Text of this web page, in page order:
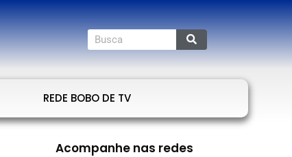
REDE BOBO DE TV
Acompanhe nas redes